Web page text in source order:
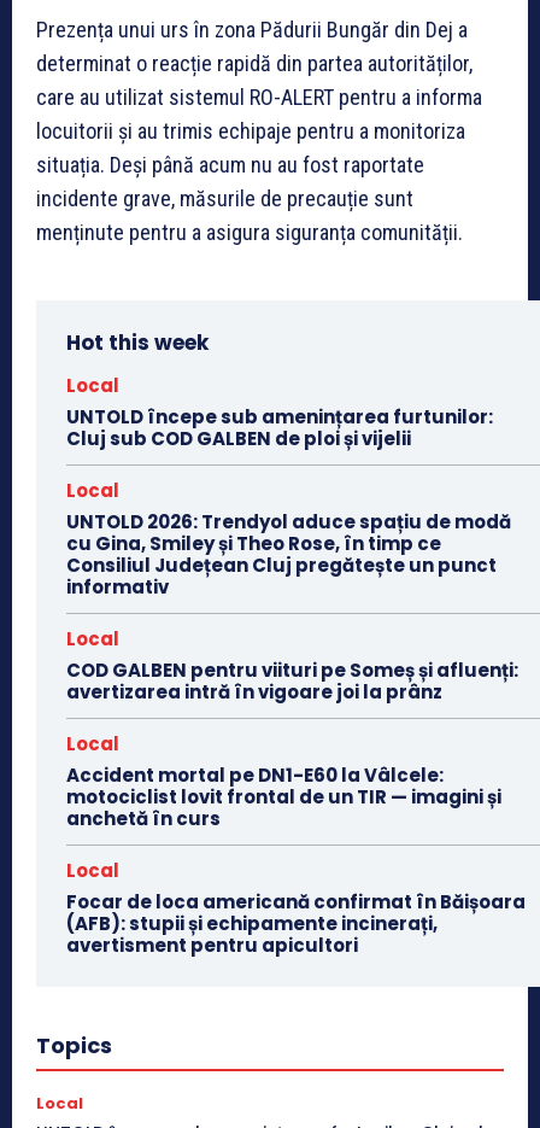
Prezența unui urs în zona Pădurii Bungăr din Dej a
determinat o reacție rapidă din partea autorităților,
care au utilizat sistemul RO-ALERT pentru a informa
locuitorii și au trimis echipaje pentru a monitoriza
situația. Deși până acum nu au fost raportate
incidente grave, măsurile de precauție sunt
menținute pentru a asigura siguranța comunității.
Hot this week
Local
UNTOLD începe sub amenințarea furtunilor:
Cluj sub COD GALBEN de ploi și vijelii
Local
UNTOLD 2026: Trendyol aduce spațiu de modă
cu Gina, Smiley și Theo Rose, în timp ce
Consiliul Județean Cluj pregătește un punct
informativ
Local
COD GALBEN pentru viituri pe Someș și afluenți:
avertizarea intră în vigoare joi la prânz
Local
Accident mortal pe DN1-E60 la Vâlcele:
motociclist lovit frontal de un TIR — imagini și
anchetă în curs
Local
Focar de loca americană confirmat în Băișoara
(AFB): stupii și echipamente incinerați,
avertisment pentru apicultori
Topics
Local